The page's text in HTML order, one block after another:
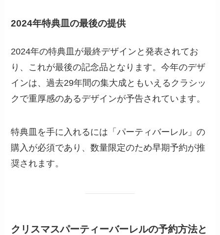
2024年特典皿の最後の提供
2024年の特典皿が最終デザインと発表されてお
り、これが最後の記念品となります。今年のデザ
インは、過去29年間の集大成ともいえるクラシッ
クで重厚感のあるデザインが予告されています。
特典皿を手に入れるには「パーティバーレル」の
購入が必須であり、数量限定のため早期予約が推
奨されます。
クリスマスパーティーバーレルの予約方法と